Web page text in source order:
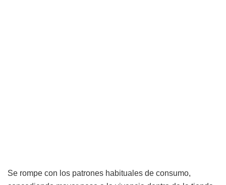
Se rompe con los patrones habituales de consumo,